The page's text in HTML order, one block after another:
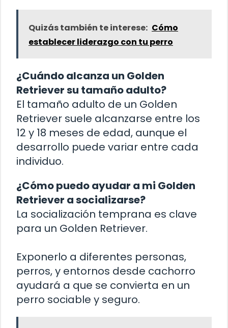
Quizás también te interese: Cómo
establecer liderazgo con tu perro
¿Cuándo alcanza un Golden
Retriever su tamaño adulto?
El tamaño adulto de un Golden
Retriever suele alcanzarse entre los
12 y 18 meses de edad, aunque el
desarrollo puede variar entre cada
individuo.
¿Cómo puedo ayudar a mi Golden
Retriever a socializarse?
La socialización temprana es clave
para un Golden Retriever.
Exponerlo a diferentes personas,
perros, y entornos desde cachorro
ayudará a que se convierta en un
perro sociable y seguro.